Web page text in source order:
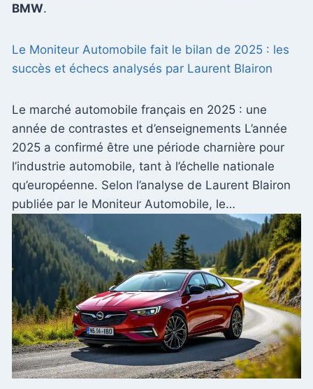
BMW.
Le Moniteur Automobile fait le bilan de 2025 : les
succès et échecs analysés par Laurent Blairon
Le marché automobile français en 2025 : une
année de contrastes et d’enseignements L’année
2025 a confirmé être une période charnière pour
l’industrie automobile, tant à l’échelle nationale
qu’européenne. Selon l’analyse de Laurent Blairon
publiée par le Moniteur Automobile, le…